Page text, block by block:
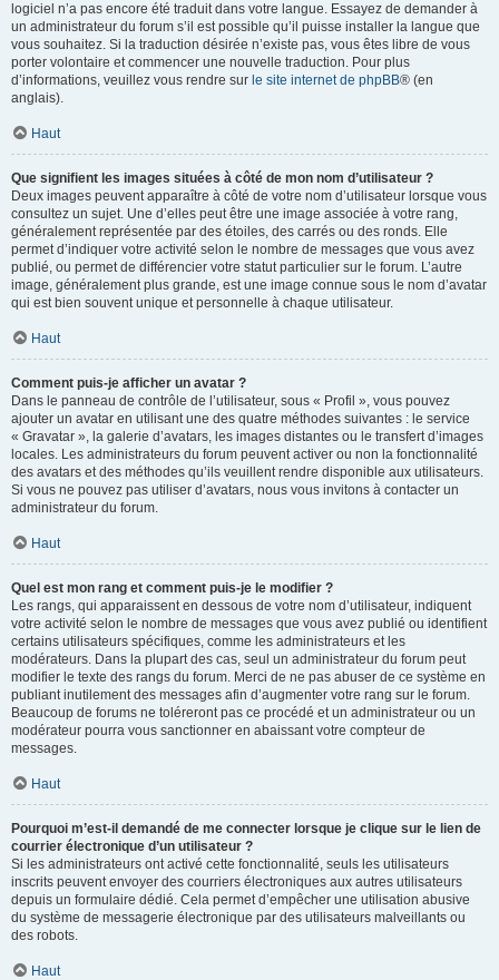
logiciel n’a pas encore été traduit dans votre langue. Essayez de demander à
un administrateur du forum s’il est possible qu’il puisse installer la langue que
vous souhaitez. Si la traduction désirée n’existe pas, vous êtes libre de vous
porter volontaire et commencer une nouvelle traduction. Pour plus
d’informations, veuillez vous rendre sur le site internet de phpBB® (en
anglais).
Haut
Que signifient les images situées à côté de mon nom d’utilisateur ?
Deux images peuvent apparaître à côté de votre nom d’utilisateur lorsque vous
consultez un sujet. Une d’elles peut être une image associée à votre rang,
généralement représentée par des étoiles, des carrés ou des ronds. Elle
permet d’indiquer votre activité selon le nombre de messages que vous avez
publié, ou permet de différencier votre statut particulier sur le forum. L’autre
image, généralement plus grande, est une image connue sous le nom d’avatar
qui est bien souvent unique et personnelle à chaque utilisateur.
Haut
Comment puis-je afficher un avatar ?
Dans le panneau de contrôle de l’utilisateur, sous « Profil », vous pouvez
ajouter un avatar en utilisant une des quatre méthodes suivantes : le service
« Gravatar », la galerie d’avatars, les images distantes ou le transfert d’images
locales. Les administrateurs du forum peuvent activer ou non la fonctionnalité
des avatars et des méthodes qu’ils veuillent rendre disponible aux utilisateurs.
Si vous ne pouvez pas utiliser d’avatars, nous vous invitons à contacter un
administrateur du forum.
Haut
Quel est mon rang et comment puis-je le modifier ?
Les rangs, qui apparaissent en dessous de votre nom d’utilisateur, indiquent
votre activité selon le nombre de messages que vous avez publié ou identifient
certains utilisateurs spécifiques, comme les administrateurs et les
modérateurs. Dans la plupart des cas, seul un administrateur du forum peut
modifier le texte des rangs du forum. Merci de ne pas abuser de ce système en
publiant inutilement des messages afin d’augmenter votre rang sur le forum.
Beaucoup de forums ne toléreront pas ce procédé et un administrateur ou un
modérateur pourra vous sanctionner en abaissant votre compteur de
messages.
Haut
Pourquoi m’est-il demandé de me connecter lorsque je clique sur le lien de
courrier électronique d’un utilisateur ?
Si les administrateurs ont activé cette fonctionnalité, seuls les utilisateurs
inscrits peuvent envoyer des courriers électroniques aux autres utilisateurs
depuis un formulaire dédié. Cela permet d’empêcher une utilisation abusive
du système de messagerie électronique par des utilisateurs malveillants ou
des robots.
Haut